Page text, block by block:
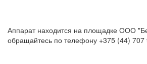
Аппарат находится на площадке ООО
обращайтесь по телефону +375 (44) 707